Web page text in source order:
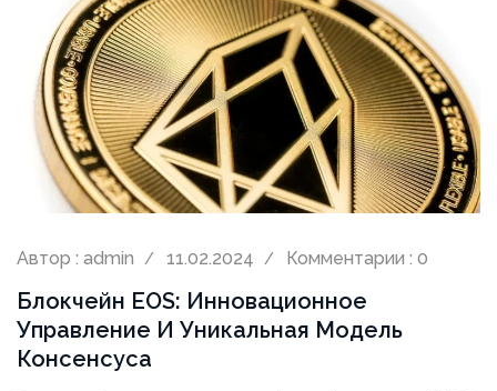
Автор : admin 11.02.2024 Комментарии : 0
Блокчейн EOS: Инновационное
Управление И Уникальная Модель
Консенсуса